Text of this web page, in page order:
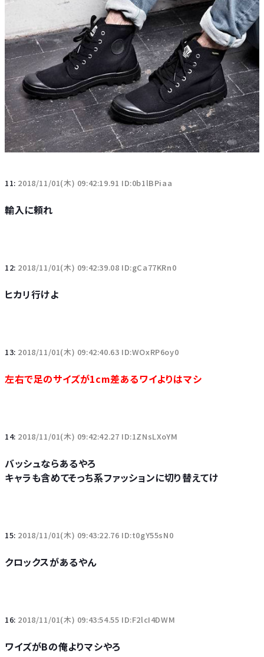
11: 2018/11/01(木) 09:42:19.91 ID:0b1lBPiaa
輸入に頼れ
12: 2018/11/01(木) 09:42:39.08 ID:gCa77KRn0
ヒカリ行けよ
13: 2018/11/01(木) 09:42:40.63 ID:WOxRP6oy0
左右で足のサイズが1cm差あるワイよりはマシ
14: 2018/11/01(木) 09:42:42.27 ID:1ZNsLXoYM
バッシュならあるやろ
キャラも含めてそっち系ファッションに切り替えてけ
15: 2018/11/01(木) 09:43:22.76 ID:t0gY55sN0
クロックスがあるやん
16: 2018/11/01(木) 09:43:54.55 ID:F2lcI4DWM
ワイズがBの俺よりマシやろ